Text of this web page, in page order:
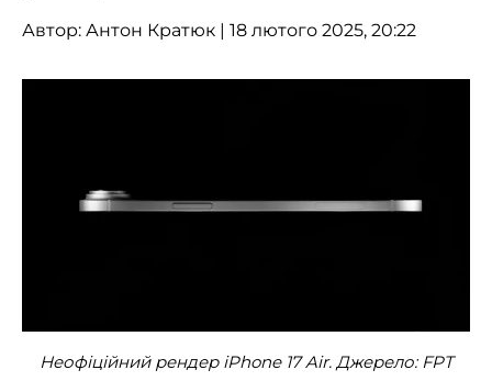
Автор: Антон Кратюк | 18 лютого 2025, 20:22
Неофіційний рендер iPhone 17 Air. Джерело: FPT